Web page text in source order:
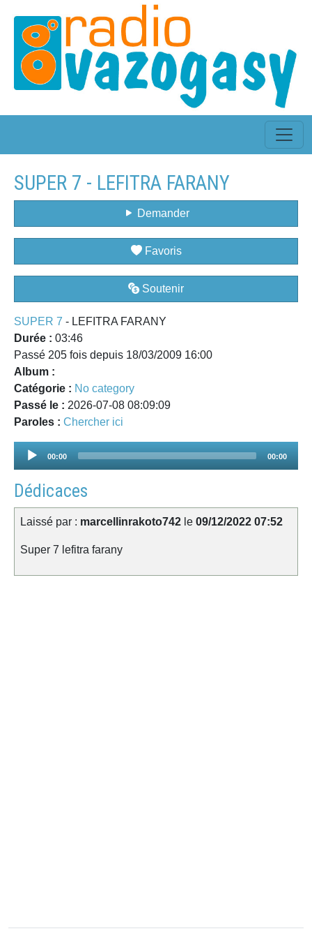
SUPER 7 - LEFITRA FARANY
Demander
Favoris
Soutenir
SUPER 7 - LEFITRA FARANY
Durée : 03:46
Passé 205 fois depuis 18/03/2009 16:00
Album :
Catégorie : No category
Passé le : 2026-07-08 08:09:09
Paroles : Chercher ici
Audio
00:00 00:00
Dédicaces
Laissé par : marcellinrakoto742 le 09/12/2022 07:52
Super 7 lefitra farany